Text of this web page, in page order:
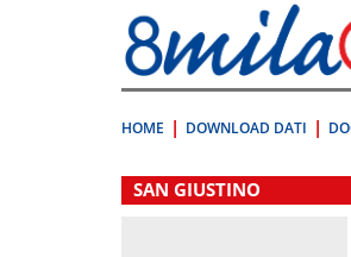
direttamente
a:
Contenuto
HOME DOWNLOAD DATI
.
SAN GIUSTINO